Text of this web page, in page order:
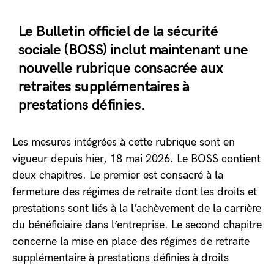
Le Bulletin officiel de la sécurité
sociale (BOSS) inclut maintenant une
nouvelle rubrique consacrée aux
retraites supplémentaires à
prestations définies.
Les mesures intégrées à cette rubrique sont en
vigueur depuis hier, 18 mai 2026. Le BOSS contient
deux chapitres. Le premier est consacré à la
fermeture des régimes de retraite dont les droits et
prestations sont liés à la l’achèvement de la carrière
du bénéficiaire dans l’entreprise. Le second chapitre
concerne la mise en place des régimes de retraite
supplémentaire à prestations définies à droits